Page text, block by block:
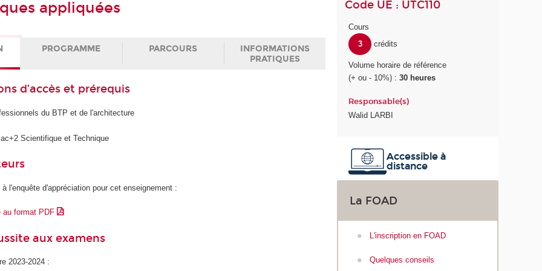
appliquées
PROGRAMME PARCOURS
INFORMATIONS
PRATIQUES
d’accès et prérequis
du BTP et de l'architecture
Scientifique et Technique
l'enquête d'appréciation pour cet enseignement :
au format PDF
aux examens
2023-2024 :
Code UE : UTC110
Cours
3
crédits
Volume horaire de référence
(+ ou - 10%) :30 heures
Responsable(s)
Walid LARBI
Accessible à
distance
La FOAD
L'inscription en FOAD
Quelques conseils